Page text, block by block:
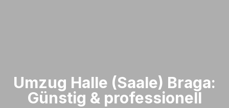
Umzug Halle (Saale)​ Braga:
Günstig & professionell​